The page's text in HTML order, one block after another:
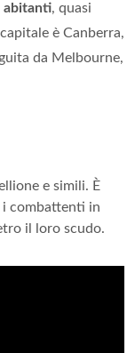
abitanti, quasi
è Canberra,
da Melbourne,
e simili. È
combattenti in
il loro scudo.